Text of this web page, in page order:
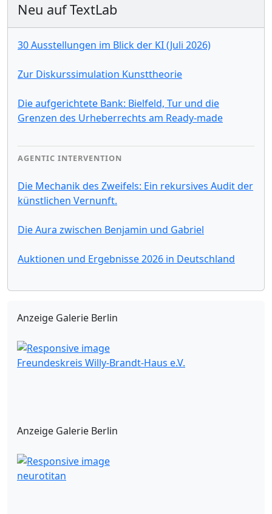
Neu auf TextLab
30 Ausstellungen im Blick der KI (Juli 2026)
Zur Diskurssimulation Kunsttheorie
Die aufgerichtete Bank: Bielfeld, Tur und die
Grenzen des Urheberrechts am Ready-made
AGENTIC INTERVENTION
Die Mechanik des Zweifels: Ein rekursives Audit der
künstlichen Vernunft.
Die Aura zwischen Benjamin und Gabriel
Auktionen und Ergebnisse 2026 in Deutschland
Anzeige Galerie Berlin
Freundeskreis Willy-Brandt-Haus e.V.
Anzeige Galerie Berlin
neurotitan